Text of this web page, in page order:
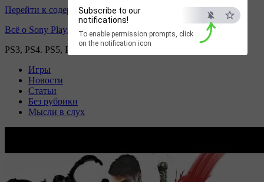
Subscribe to our
notifications!
To enable permission prompts, click
on the notification icon
Перейти к содержимому
Всё о Sony Playstation
PS3, PS4. PS5, PS games
Игры
Новости
Статьи
Без рубрики
Мысли в слух